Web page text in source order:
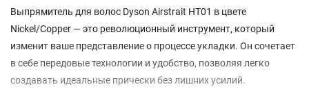
Выпрямитель для волос Dyson Airstrait HT01 в цвете
Nickel/Copper — это революционный инструмент, который
изменит ваше представление о процессе укладки. Он сочетает
в себе передовые технологии и удобство, позволяя легко
создавать идеальные прически без лишних усилий.